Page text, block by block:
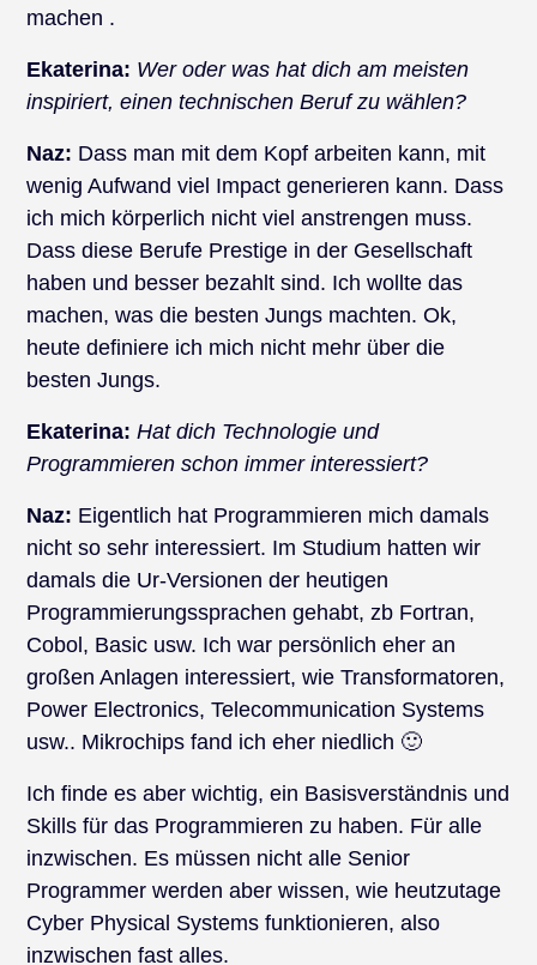
machen .
Ekaterina: Wer oder was hat dich am meisten
inspiriert, einen technischen Beruf zu wählen?
Naz: Dass man mit dem Kopf arbeiten kann, mit
wenig Aufwand viel Impact generieren kann. Dass
ich mich körperlich nicht viel anstrengen muss.
Dass diese Berufe Prestige in der Gesellschaft
haben und besser bezahlt sind. Ich wollte das
machen, was die besten Jungs machten. Ok,
heute definiere ich mich nicht mehr über die
besten Jungs.
Ekaterina: Hat dich Technologie und
Programmieren schon immer interessiert?
Naz: Eigentlich hat Programmieren mich damals
nicht so sehr interessiert. Im Studium hatten wir
damals die Ur-Versionen der heutigen
Programmierungssprachen gehabt, zb Fortran,
Cobol, Basic usw. Ich war persönlich eher an
großen Anlagen interessiert, wie Transformatoren,
Power Electronics, Telecommunication Systems
usw.. Mikrochips fand ich eher niedlich 🙂
Ich finde es aber wichtig, ein Basisverständnis und
Skills für das Programmieren zu haben. Für alle
inzwischen. Es müssen nicht alle Senior
Programmer werden aber wissen, wie heutzutage
Cyber Physical Systems funktionieren, also
inzwischen fast alles.